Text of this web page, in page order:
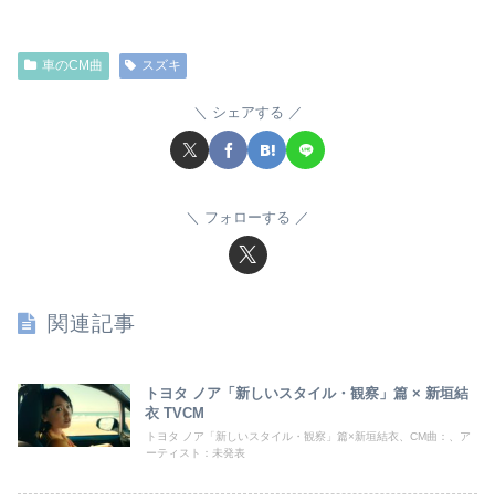
車のCM曲 スズキ
シェアする
フォローする
関連記事
トヨタ ノア「新しいスタイル・観察」篇 × 新垣結
衣 TVCM
トヨタ ノア「新しいスタイル・観察」篇×新垣結衣、CM曲：、ア
ーティスト：未発表